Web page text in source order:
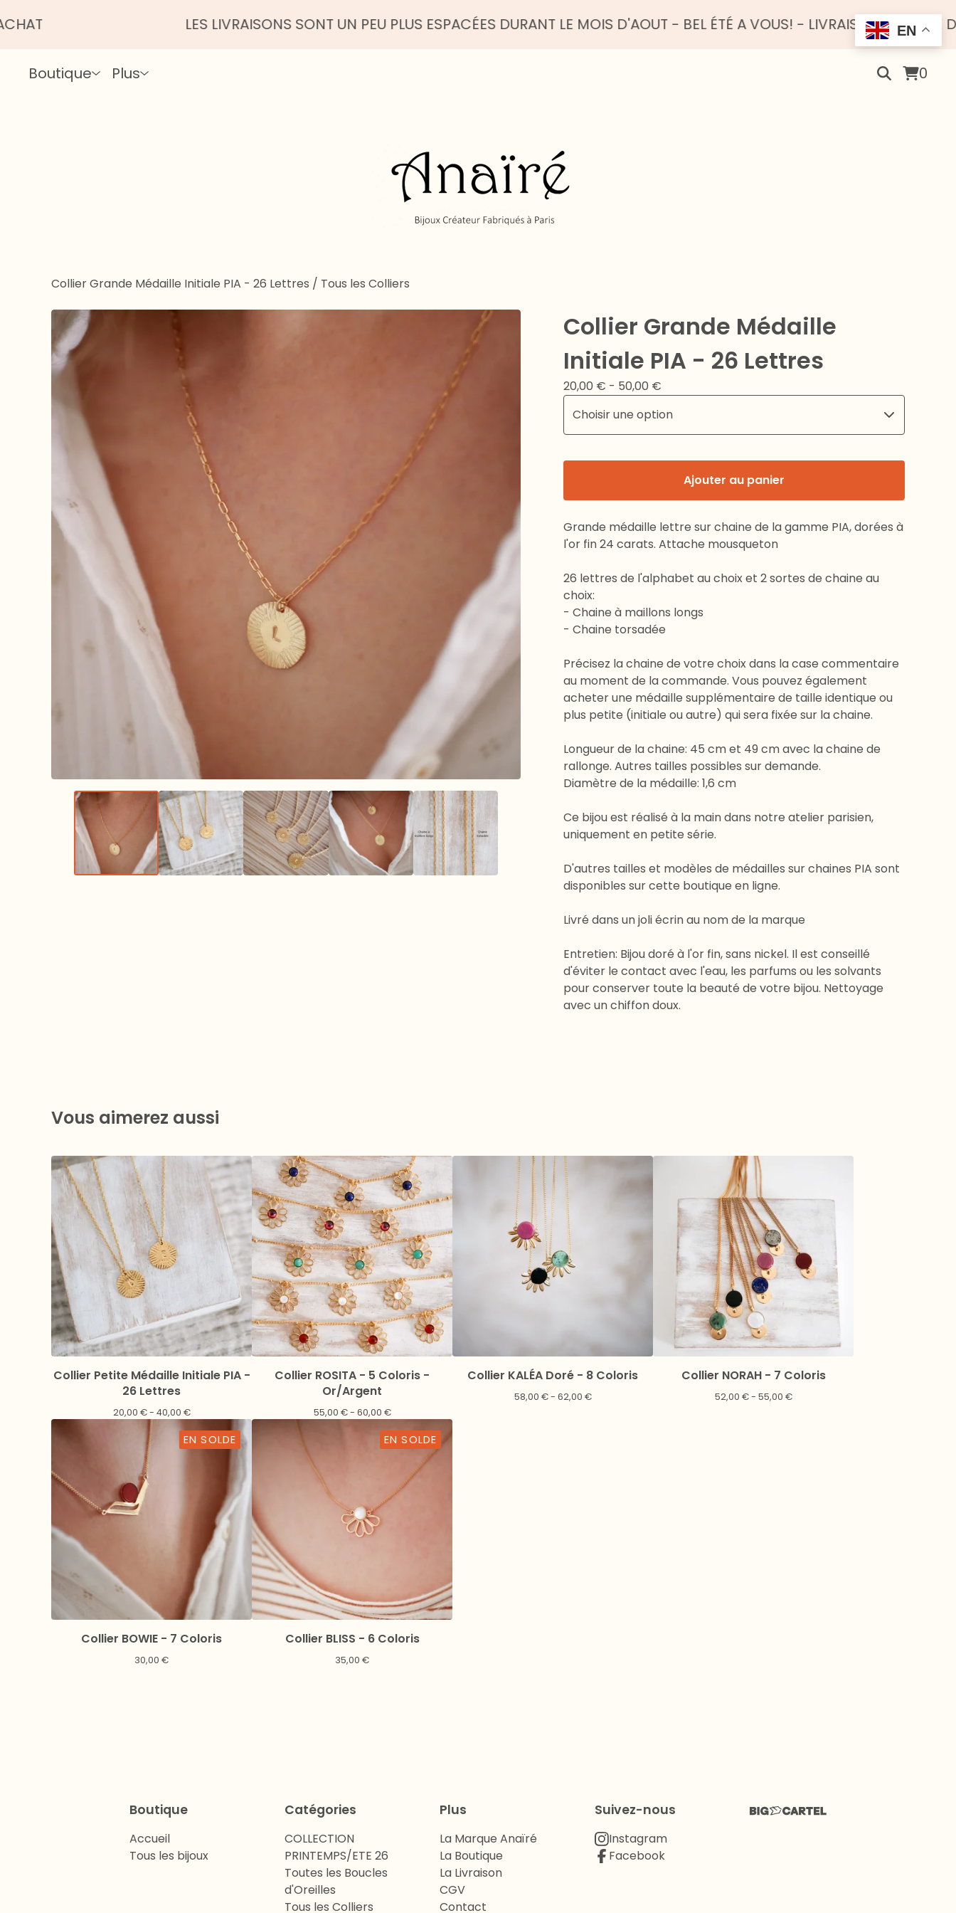
LES LIVRAISONS SONT UN PEU PLUS ESPACÉES DURANT LE MOIS D'AOUT - BEL ÉTÉ A VOUS! - LIVRAISON OFFERTE DÈS 100
Boutique Plus 0
Collier Grande Médaille Initiale PIA - 26 Lettres / Tous les Colliers
Collier Grande Médaille
Initiale PIA - 26 Lettres
20,00 € - 50,00 €
Ajouter au panier
Grande médaille lettre sur chaine de la gamme PIA, dorées à
l'or fin 24 carats. Attache mousqueton
26 lettres de l'alphabet au choix et 2 sortes de chaine au
choix:
- Chaine à maillons longs
- Chaine torsadée
Précisez la chaine de votre choix dans la case commentaire
au moment de la commande. Vous pouvez également
acheter une médaille supplémentaire de taille identique ou
plus petite (initiale ou autre) qui sera fixée sur la chaine.
Longueur de la chaine: 45 cm et 49 cm avec la chaine de
rallonge. Autres tailles possibles sur demande.
Diamètre de la médaille: 1,6 cm
Ce bijou est réalisé à la main dans notre atelier parisien,
uniquement en petite série.
D'autres tailles et modèles de médailles sur chaines PIA sont
disponibles sur cette boutique en ligne.
Livré dans un joli écrin au nom de la marque
Entretien: Bijou doré à l'or fin, sans nickel. Il est conseillé
d'éviter le contact avec l'eau, les parfums ou les solvants
pour conserver toute la beauté de votre bijou. Nettoyage
avec un chiffon doux.
Vous aimerez aussi
Collier Petite Médaille Initiale PIA -
26 Lettres
20,00 €- 40,00 €
Collier ROSITA - 5 Coloris -
Or/Argent
55,00 €- 60,00 €
Collier KALÉA Doré - 8 Coloris
58,00 €- 62,00 €
Collier NORAH - 7 Coloris
52,00 €- 55,00 €
EN SOLDE
Collier BOWIE - 7 Coloris
30,00 €
EN SOLDE
Collier BLISS - 6 Coloris
35,00 €
Boutique
Accueil
Tous les bijoux
Catégories
COLLECTION
PRINTEMPS/ETE 26
Toutes les Boucles
d'Oreilles
Tous les Colliers
Plus
La Marque Anaïré
La Boutique
La Livraison
CGV
Contact
Suivez-nous
Instagram
Facebook
EN